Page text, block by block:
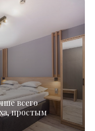
всего
простым